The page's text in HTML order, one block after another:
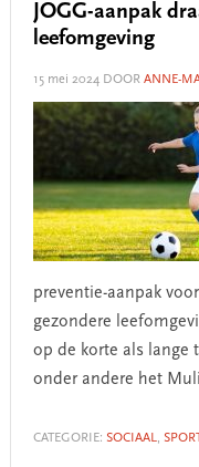
JOGG-aanpak
leefomgeving
15 mei 2024DOOR ANNE-
preventie-aanpak
gezondere
op de korte als lange
onder andere het
CATEGORIE: SOCIAAL,